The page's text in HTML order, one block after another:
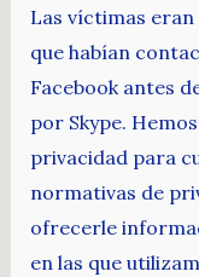
Las víctimas
que habían
Facebook antes
por Skype.
privacidad para
normativas de
ofrecerle
en las que